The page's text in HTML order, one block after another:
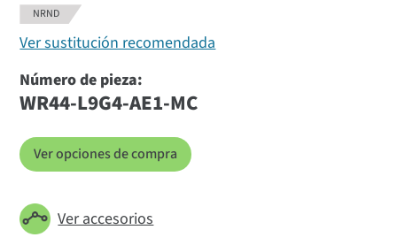
NRND
Ver sustitución recomendada
Número de pieza:
WR44-L9G4-AE1-MC
Ver opciones de compra
Ver accesorios